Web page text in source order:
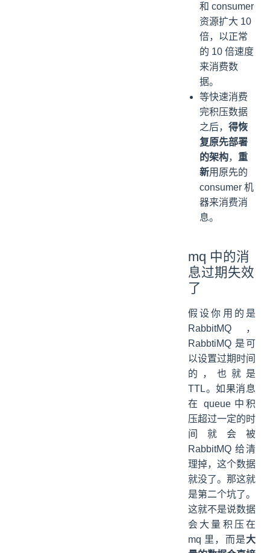
和 consumer
资源扩大 10
倍，以正常
的 10 倍速度
来消费数
据。
等快速消费
完积压数据
之后，得恢
复原先部署
的架构， 重
新用原先的
consumer 机
器来消费消
息。
mq 中的消
息过期失效
了
假设你用的是
RabbitMQ，
RabbtiMQ 是可
以设置过期时间
的，也就是
TTL。如果消息
在 queue 中积
压超过一定的时
间就会被
RabbitMQ 给清
理掉，这个数据
就没了。那这就
是第二个坑了。
这就不是说数据
会大量积压在
mq 里，而是大